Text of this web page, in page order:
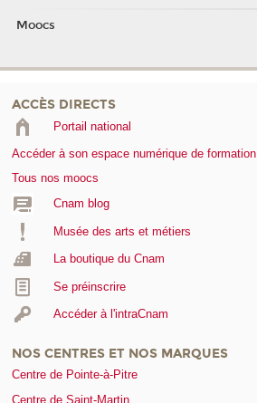
Moocs
ACCÈS DIRECTS
Portail national
Accéder à son espace numérique de formation
Tous nos moocs
Cnam blog
Musée des arts et métiers
La boutique du Cnam
Se préinscrire
Accéder à l'intraCnam
NOS CENTRES ET NOS MARQUES
Centre de Pointe-à-Pitre
Centre de Saint-Martin